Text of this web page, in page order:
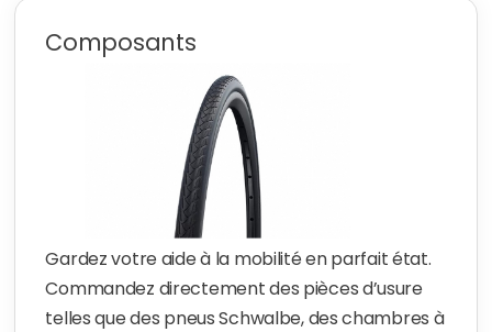
Composants
Gardez votre aide à la mobilité en parfait état.
Commandez directement des pièces d’usure
telles que des pneus Schwalbe, des chambres à